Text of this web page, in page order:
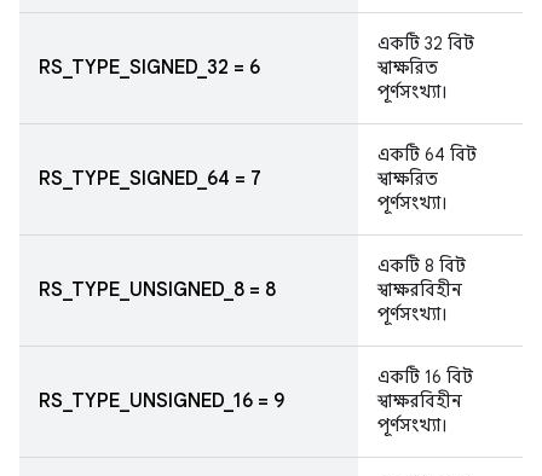
RS_TYPE_SIGNED_32 = 6
একটি 32 বিট
স্বাক্ষরিত
পূর্ণসংখ্যা।
RS_TYPE_SIGNED_64 = 7
একটি 64 বিট
স্বাক্ষরিত
পূর্ণসংখ্যা।
RS_TYPE_UNSIGNED_8 = 8
একটি 8 বিট
স্বাক্ষরবিহীন
পূর্ণসংখ্যা।
RS_TYPE_UNSIGNED_16 = 9
একটি 16 বিট
স্বাক্ষরবিহীন
পূর্ণসংখ্যা।